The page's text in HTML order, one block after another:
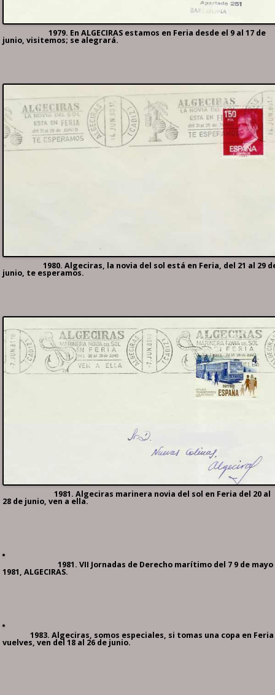
1979. En ALGECIRAS estamos en Feria desde el 9 al 17 de
junio, visitemos; se alegrará.
1980. Algeciras, la novia del sol está en Feria, del 21 al 29
junio, te esperamos.
1981. Algeciras marinera novia del sol en Feria del 20 al
28 de junio, ven a ella.
1981. VII Jornadas de Derecho marítimo del 7 9 de mayo
1981, ALGECIRAS.
1983. Algeciras, somos especiales, si tomas una copa en Feria
vuelves, ven del 18 al 26 de junio.